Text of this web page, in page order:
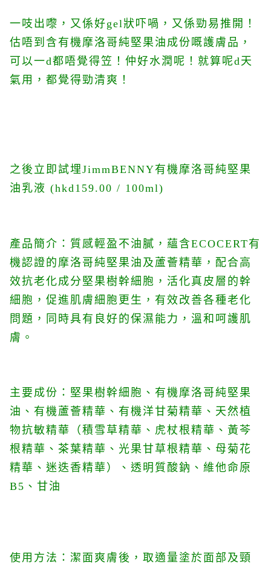
一吱出嚟，又係好gel狀吓喎，又係勁易推開！
估唔到 含有機摩洛哥純堅果油成份嘅護膚品，
可以一d都唔覺得笠！仲好水潤呢！就算呢d天
氣用，都覺得勁清爽！
之後立即試埋JimmBENNY有機摩洛哥純堅果
油乳液 (hkd159.00 / 100ml)
產品簡介： 質感輕盈不油膩，蘊含ECOCERT有
機認證的摩洛哥純堅果油及蘆薈精華，配合高
效抗老化成分堅果樹幹細胞，活化真皮層的幹
細胞，促進肌膚細胞更生，有效改善各種老化
問題，同時具有良好的保濕能力，溫和呵護肌
膚。
主要成份： 堅果樹幹細胞、有機摩洛哥純堅果
油、有機蘆薈精華、有機洋甘菊精華、天然植
物抗敏精華（積雪草精華、虎杖根精華、黃芩
根精華、茶葉精華、光果甘草根精華、母菊花
精華、迷迭香精華）、透明質酸鈉、維他命原
B5、甘油
使用方法：潔面爽膚後，取適量塗於面部及頸